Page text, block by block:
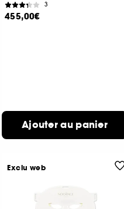
3
455,00€
Ajouter au panier
Exclu web